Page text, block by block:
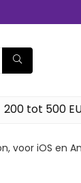
200 tot 500
voor iOS en